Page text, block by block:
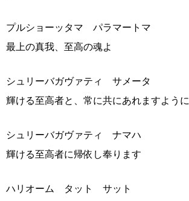
プルショーッタマ パラマートマ
最上の真我、至高の魂よ
シュリーバガヴァティ サメータ
輝ける至高者と、常に共にあれますように
シュリーバガヴァティ ナマハ
輝ける至高者に帰依し奉ります
ハリオーム タット サット